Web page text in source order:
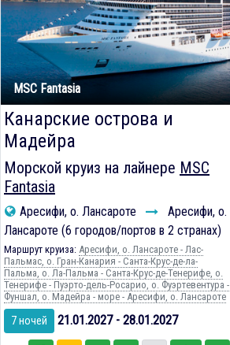
MSC Fantasia
Канарские острова и
Мадейра
Морской круиз на лайнере MSC
Fantasia
Аресифи, о. Лансароте
Аресифи, о.
Лансароте (6 городов/портов в 2 странах)
Маршрут круиза: Аресифи, о. Лансароте - Лас-
Пальмас, о. Гран-Канария - Санта-Крус-де-ла-
Пальма, о. Ла-Пальма - Санта-Крус-де-Тенерифе, о.
Тенерифе - Пуэрто-дель-Росарио, о. Фуэртевентура -
Фуншал, о. Мадейра - море - Аресифи, о. Лансароте
7 ночей 21.01.2027 - 28.01.2027